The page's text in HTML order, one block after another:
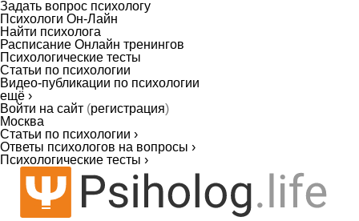
Задать вопрос психологу
Психологи Он-Лайн
Найти психолога
Расписание Онлайн тренингов
Психологические тесты
Статьи по психологии
Видео-публикации по психологии
ещё ›
Войти на сайт (регистрация)
Москва
Статьи по психологии ›
Ответы психологов на вопросы ›
Психологические тесты ›